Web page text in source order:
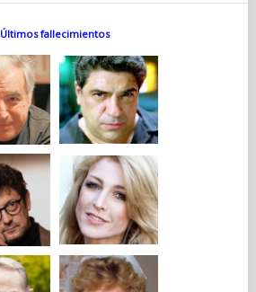
Últimos fallecimientos